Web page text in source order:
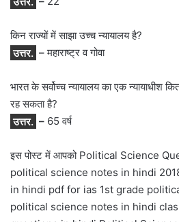
किन राज्यों में साझा उच्च न्यायालय है?
उत्तर. –महाराष्ट्र व गोवा
भारत के सर्वोच्च न्यायालय का एक न्यायाधीश
रह सकता है?
उत्तर. – 65 वर्ष
इस पोस्ट में आपको Political Science
political science notes in hindi
in hindi pdf for ias 1st grade
political science notes in hindi